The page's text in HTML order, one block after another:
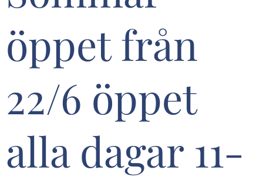
öppet från
22/6 öppet
alla dagar 11-